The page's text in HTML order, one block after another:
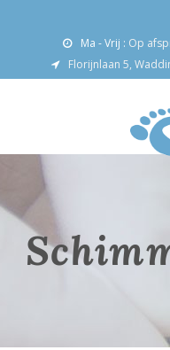
Ma - Vrij : Op
Florijnlaan 5,